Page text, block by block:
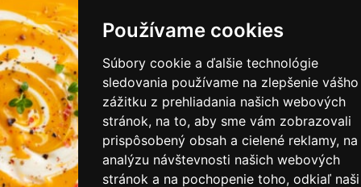
Používame cookies
Súbory cookie a ďalšie technológie
sledovania používame na zlepšenie vášho
zážitku z prehliadania našich webových
stránok, na to, aby sme vám zobrazovali
prispôsobený obsah a cielené reklamy, na
analýzu návštevnosti našich webových
stránok a na pochopenie toho, odkiaľ naši
PRIHLÁSIŤ SA DO ZÁKAZNÍCKEJ ZÓNY
Všeobecné obchodné podmienky